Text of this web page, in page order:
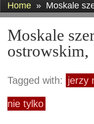
Home » Moskale
Moskale
ostrowskim,
Tagged with: jerzy
nie tylko